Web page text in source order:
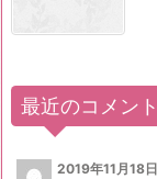
最近のコメント
2019年11月18日